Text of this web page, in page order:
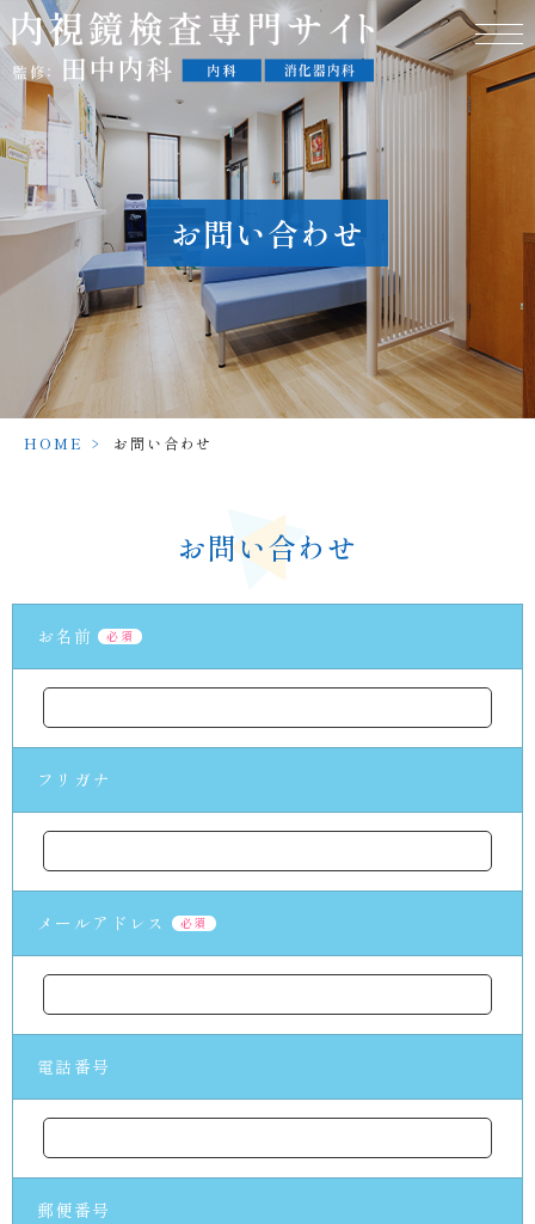
お問い合わせ
HOME > お問い合わせ
お問い合わせ
お名前 必須
フリガナ
メールアドレス 必須
電話番号
郵便番号